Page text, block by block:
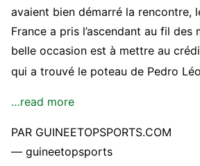
avaient bien démarré la rencontre,
France a pris l’ascendant au fil des
belle occasion est à mettre au
qui a trouvé le poteau de Pedro
…read more
PAR GUINEETOPSPORTS.COM
— guineetopsports